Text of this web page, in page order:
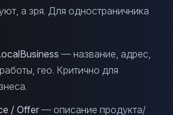
а зря. Для одностраничника
— название, адрес,
гео. Критично для
/ Offer— описание продукта/